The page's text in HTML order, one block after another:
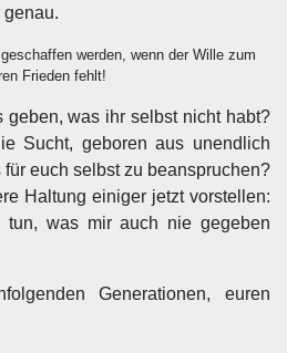
werden, wenn der Wille zum
Frieden fehlt!
geben, was ihr selbst nicht habt?
Sucht, geboren aus unendlich
euch selbst zu beanspruchen?
Haltung einiger jetzt vorstellen:
tun, was mir auch nie gegeben
Generationen, euren